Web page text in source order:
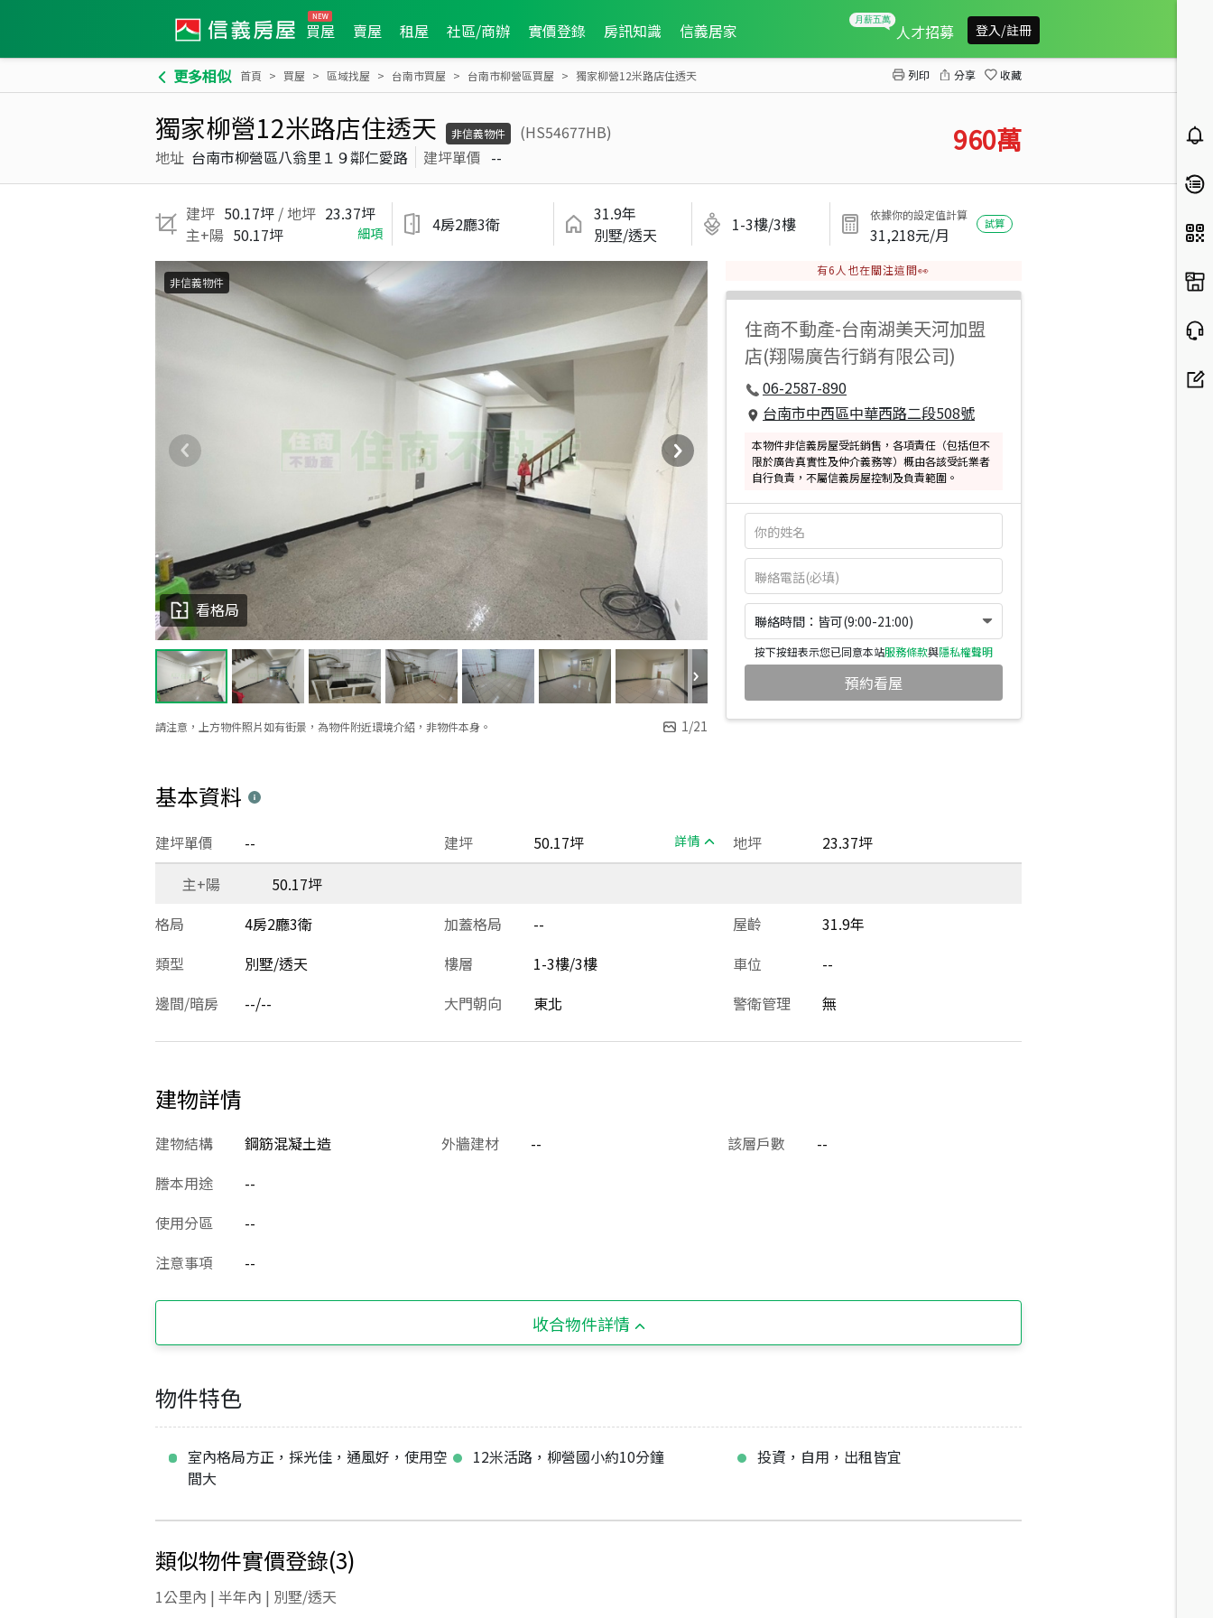
買屋 賣屋 租屋 社區/商辦 實價登錄 房訊知識 信義居家 人才招募 登入/註冊
更多相似 首頁 買屋 區域找屋 台南市買屋 台南市柳營區買屋 獨家柳營12米路店住透天 列印 分享 收藏
獨家柳營12米路店住透天 非信義物件
(HS54677HB)
地址 台南市柳營區八翁里１９鄰仁愛路 建坪單價 -- 960萬
建坪 50.17坪 / 地坪 23.37坪
主+陽 50.17坪 細項 4房2廳3衛
31.9年
別墅/透天
1-3樓/3樓 依據你的設定值計算
31,218元/月
試算
請注意，上方物件照片如有街景，為物件附近環境介紹，非物件本身。 1/21
看格局
非信義物件
有6 人也在關注這間👀
住商不動產-台南湖美天河加盟
店(翔陽廣告行銷有限公司)
06-2587-890
台南市中西區中華西路二段508號
本物件非信義房屋受託銷售，各項責任（包括但不
限於廣告真實性及仲介義務等）概由各該受託業者
自行負責，不屬信義房屋控制及負責範圍。
聯絡時間：皆可(9:00-21:00)
按下按鈕表示您已同意本站服務條款與隱私權聲明
預約看屋
基本資料
建坪 50.17坪 詳情
建坪單價 -- 地坪
23.37坪
主+陽
50.17坪
格局
4房2廳3衛 加蓋格局 -- 屋齡
31.9年
類型
別墅/透天 樓層 1-3樓/3樓 車位
--
邊間/暗房
--/-- 大門朝向 東北 警衛管理 無
建物詳情
建物結構 鋼筋混凝土造 外牆建材 -- 該層戶數
--
謄本用途
--
使用分區
--
注意事項
--
收合物件詳情
物件特色
室內格局方正，採光佳，通風好，使用空
間大
12米活路，柳營國小約10分鐘 投資，自用，出租皆宜
類似物件實價登錄(3)
1公里內 | 半年內 | 別墅/透天